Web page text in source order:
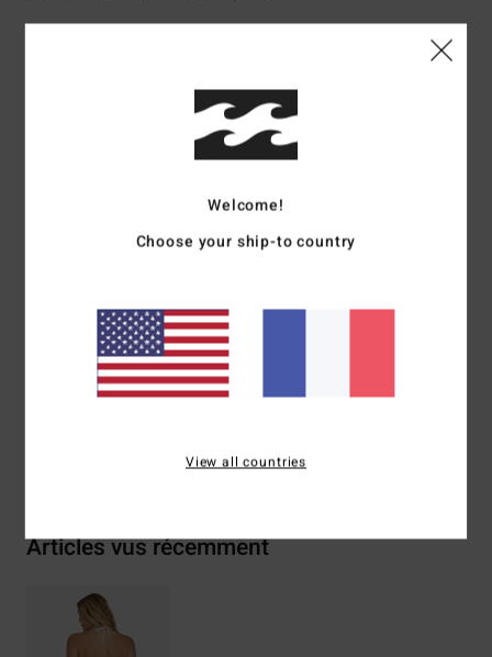
couvrance minimaliste
Taille : échancrure haute sur la jambe (High Leg)
Composition69 % polyester recyclé 23 % polyester / 8 %
élasthanne
Traçabilité du produit (Loi Agec)
Livraison & Retours
Articles vus récemment
Welcome!
Choose your ship-to country
View all countries